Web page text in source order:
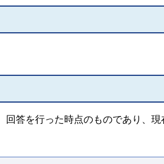
回答を行った時点のものであり、